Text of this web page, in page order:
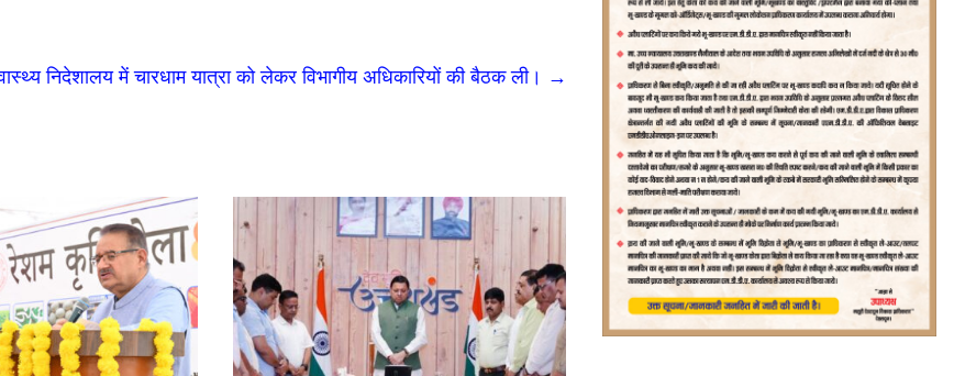
निदेशालय में चारधाम यात्रा को लेकर विभागीय अधिकारियों की बैठक ली। →